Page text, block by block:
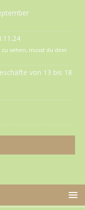
sehen, musst du dein
von 13 bis 18